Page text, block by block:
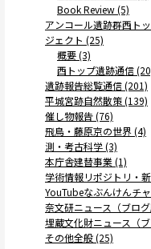
Book Review (5)
アンコール遺跡群西ト
ジェクト (25)
概要 (3)
西トップ遺跡通信
遺跡報告総覧通信 (201)
平城宮跡自然散策 (139)
催し物報告 (76)
飛鳥・藤原京の世界 (4)
測・考古科学 (3)
本庁舎建替事業 (1)
学術情報リポジトリ・
YouTubeなぶんけんチ
奈文研ニュース（ブロ
埋蔵文化財ニュース（
その他全般 (25)